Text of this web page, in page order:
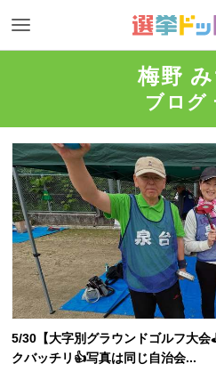
梅野 み
ブログ
5/30【大字別グラウンドゴルフ大
クバッチリ👍写真は同じ自治会...